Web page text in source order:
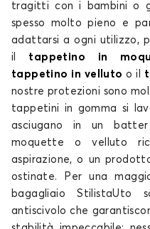
tragitti con i bambini o
spesso molto pieno e
adattarsi a ogni utilizzo,
il tappetino in
tappetino in velluto o il
nostre protezioni sono
tappetini in gomma si
asciugano in un
moquette o velluto
aspirazione, o un
ostinate. Per una
bagagliaio
antiscivolo che